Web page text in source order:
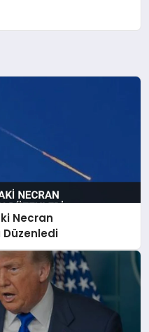
Necran
Düzenledi